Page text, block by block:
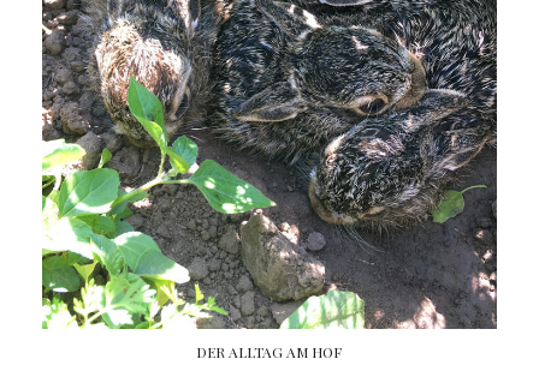
DER ALLTAG AM HOF